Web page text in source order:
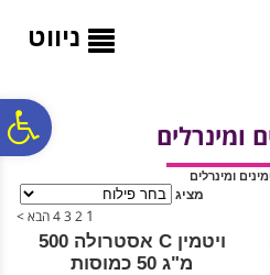
ניווט
ומינרלים
ומינרלים
מציג
1
2
3
4הבא >
ויטמין C אסטרולה 500
מ"ג 50 כמוסות